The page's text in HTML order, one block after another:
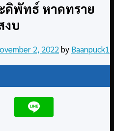
ดิพัทธ์ หาดทราย
งบ
2, 2022by Baanpuck1